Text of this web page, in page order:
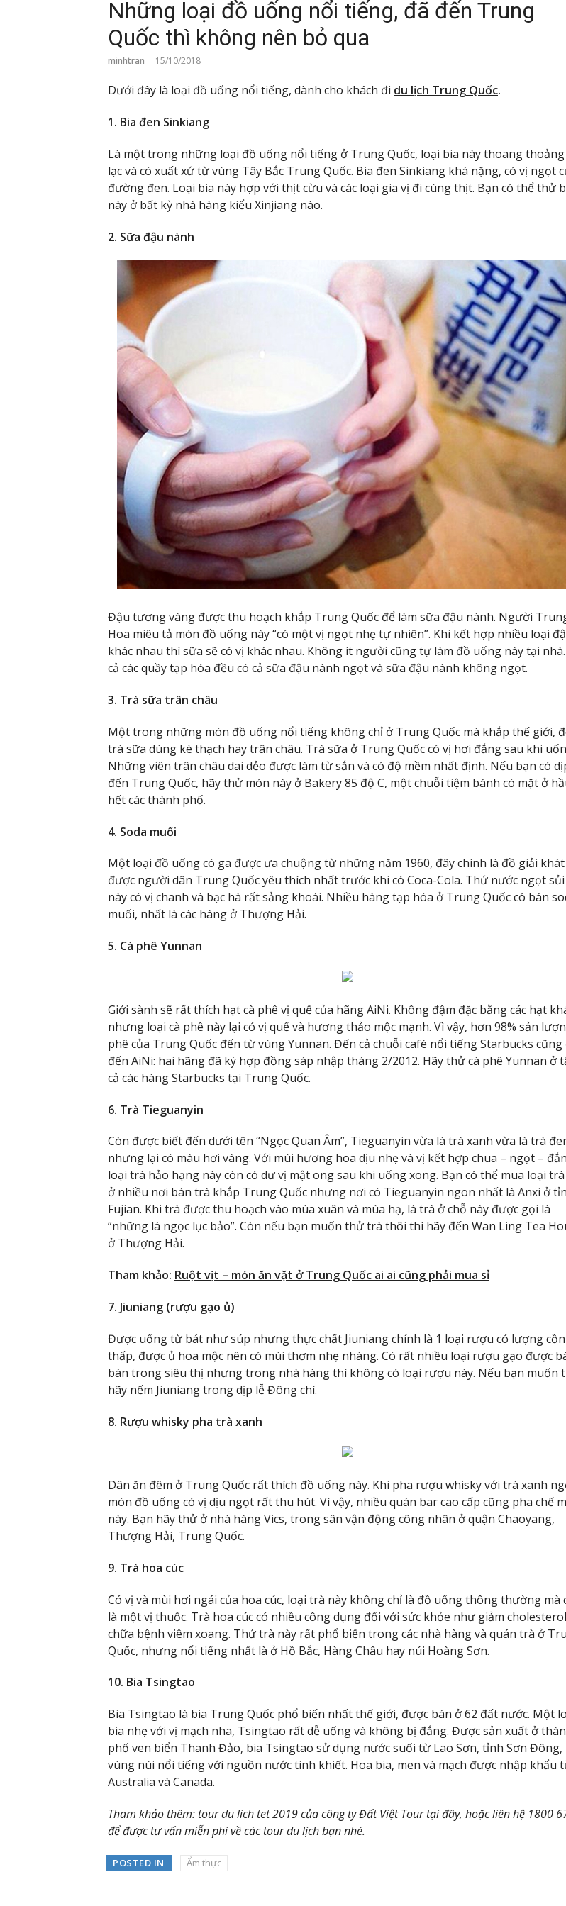
Những loại đồ uống nổi tiếng, đã đến Trung
Quốc thì không nên bỏ qua
minhtran 15/10/2018
Dưới đây là loại đồ uống nổi tiếng, dành cho khách đi du lịch Trung Quốc.
1. Bia đen Sinkiang
Là một trong những loại đồ uống nổi tiếng ở Trung Quốc, loại bia này thoang
lạc và có xuất xứ từ vùng Tây Bắc Trung Quốc. Bia đen Sinkiang khá nặng, có vị ngọt
đường đen. Loại bia này hợp với thịt cừu và các loại gia vị đi cùng thịt. Bạn có thể thử
này ở bất kỳ nhà hàng kiểu Xinjiang nào.
2. Sữa đậu nành
Đậu tương vàng được thu hoạch khắp Trung Quốc để làm sữa đậu nành. Người
Hoa miêu tả món đồ uống này “có một vị ngọt nhẹ tự nhiên”. Khi kết hợp nhiều loại
khác nhau thì sữa sẽ có vị khác nhau. Không ít người cũng tự làm đồ uống này tại
cả các quầy tạp hóa đều có cả sữa đậu nành ngọt và sữa đậu nành không ngọt.
3. Trà sữa trân châu
Một trong những món đồ uống nổi tiếng không chỉ ở Trung Quốc mà khắp thế giới,
trà sữa dùng kè thạch hay trân châu. Trà sữa ở Trung Quốc có vị hơi đắng sau khi
Những viên trân châu dai dẻo được làm từ sắn và có độ mềm nhất định. Nếu bạn có
đến Trung Quốc, hãy thử món này ở Bakery 85 độ C, một chuỗi tiệm bánh có mặt ở
hết các thành phố.
4. Soda muối
Một loại đồ uống có ga được ưa chuộng từ những năm 1960, đây chính là đồ giải khát
được người dân Trung Quốc yêu thích nhất trước khi có Coca-Cola. Thứ nước ngọt
này có vị chanh và bạc hà rất sảng khoái. Nhiều hàng tạp hóa ở Trung Quốc có bán
muối, nhất là các hàng ở Thượng Hải.
5. Cà phê Yunnan
Giới sành sẽ rất thích hạt cà phê vị quế của hãng AiNi. Không đậm đặc bằng các hạt
nhưng loại cà phê này lại có vị quế và hương thảo mộc mạnh. Vì vậy, hơn 98% sản
phê của Trung Quốc đến từ vùng Yunnan. Đến cả chuỗi café nổi tiếng Starbucks cũng
đến AiNi: hai hãng đã ký hợp đồng sáp nhập tháng 2/2012. Hãy thử cà phê Yunnan ở
cả các hàng Starbucks tại Trung Quốc.
6. Trà Tieguanyin
Còn được biết đến dưới tên “Ngọc Quan Âm”, Tieguanyin vừa là trà xanh vừa là trà
nhưng lại có màu hơi vàng. Với mùi hương hoa dịu nhẹ và vị kết hợp chua – ngọt –
loại trà hảo hạng này còn có dư vị mật ong sau khi uống xong. Bạn có thể mua loại
ở nhiều nơi bán trà khắp Trung Quốc nhưng nơi có Tieguanyin ngon nhất là Anxi ở
Fujian. Khi trà được thu hoạch vào mùa xuân và mùa hạ, lá trà ở chỗ này được gọi là
“những lá ngọc lục bảo”. Còn nếu bạn muốn thử trà thôi thì hãy đến Wan Ling Tea
ở Thượng Hải.
Tham khảo: Ruột vịt – món ăn vặt ở Trung Quốc ai ai cũng phải mua sỉ
7. Jiuniang (rượu gạo ủ)
Được uống từ bát như súp nhưng thực chất Jiuniang chính là 1 loại rượu có lượng cồn
thấp, được ủ hoa mộc nên có mùi thơm nhẹ nhàng. Có rất nhiều loại rượu gạo được
bán trong siêu thị nhưng trong nhà hàng thì không có loại rượu này. Nếu bạn muốn
hãy nếm Jiuniang trong dịp lễ Đông chí.
8. Rượu whisky pha trà xanh
Dân ăn đêm ở Trung Quốc rất thích đồ uống này. Khi pha rượu whisky với trà xanh
món đồ uống có vị dịu ngọt rất thu hút. Vì vậy, nhiều quán bar cao cấp cũng pha chế
này. Bạn hãy thử ở nhà hàng Vics, trong sân vận động công nhân ở quận Chaoyang,
Thượng Hải, Trung Quốc.
9. Trà hoa cúc
Có vị và mùi hơi ngái của hoa cúc, loại trà này không chỉ là đồ uống thông thường mà
là một vị thuốc. Trà hoa cúc có nhiều công dụng đối với sức khỏe như giảm
chữa bệnh viêm xoang. Thứ trà này rất phổ biến trong các nhà hàng và quán trà ở
Quốc, nhưng nổi tiếng nhất là ở Hồ Bắc, Hàng Châu hay núi Hoàng Sơn.
10. Bia Tsingtao
Bia Tsingtao là bia Trung Quốc phổ biến nhất thế giới, được bán ở 62 đất nước. Một
bia nhẹ với vị mạch nha, Tsingtao rất dễ uống và không bị đắng. Được sản xuất ở
phố ven biển Thanh Đảo, bia Tsingtao sử dụng nước suối từ Lao Sơn, tỉnh Sơn Đông,
vùng núi nổi tiếng với nguồn nước tinh khiết. Hoa bia, men và mạch được nhập khẩu
Australia và Canada.
Tham khảo thêm:tour du lich tet 2019của công ty Đất Việt Tour tại đây, hoặc liên hệ 1800
để được tư vấn miễn phí về các tour du lịch bạn nhé.
POSTED IN Ẩm thực